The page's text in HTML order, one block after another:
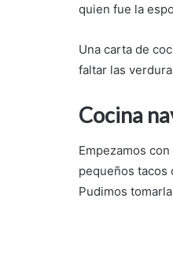
quien fue la
Una carta de
faltar las
Cocina
Empezamos
pequeños tacos
Pudimos